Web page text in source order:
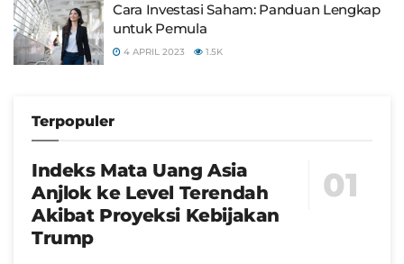
Cara Investasi Saham: Panduan Lengkap
untuk Pemula
4 APRIL 2023 1.5K
Terpopuler
Indeks Mata Uang Asia
Anjlok ke Level Terendah
Akibat Proyeksi Kebijakan
Trump